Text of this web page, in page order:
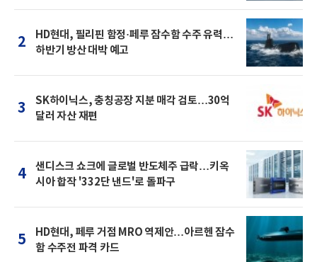
2
HD현대, 필리핀 함정·페루 잠수함 수주 유력…
하반기 방산 대박 예고
3
SK하이닉스, 충칭공장 지분 매각 검토…30억
달러 자산 재편
4
샌디스크 쇼크에 글로벌 반도체주 급락…키옥
시아 합작 '332단 낸드'로 돌파구
5
HD현대, 페루 거점 MRO 역제안…아르헨 잠수
함 수주전 파격 카드